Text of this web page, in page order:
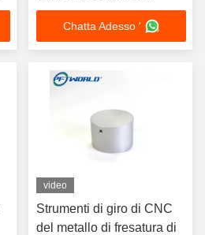
alluminio va in bicicletta
gli accessori
Chatta Adesso '
video
Strumenti di giro di CNC
del metallo di fresatura di